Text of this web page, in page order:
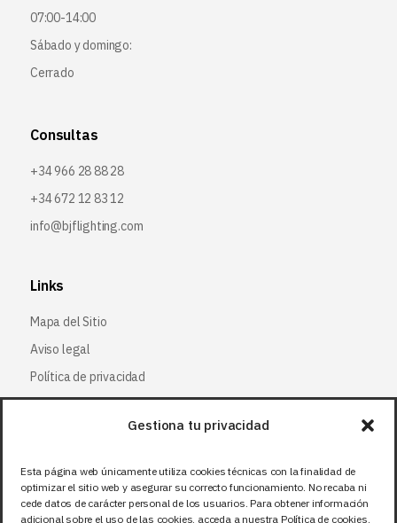
Gestiona tu privacidad
Esta página web únicamente utiliza cookies técnicas con la finalidad de
optimizar el sitio web y asegurar su correcto funcionamiento. No recaba ni
cede datos de carácter personal de los usuarios. Para obtener información
adicional sobre el uso de las cookies, acceda a nuestra Política de cookies.
07:00-14:00
Sábado y domingo:
Cerrado
Consultas
+34 966 28 88 28
+34 672 12 83 12
info@bjflighting.com
Links
Mapa del Sitio
Aviso legal
Política de privacidad
Política de cookies
Síguenos
Facebook